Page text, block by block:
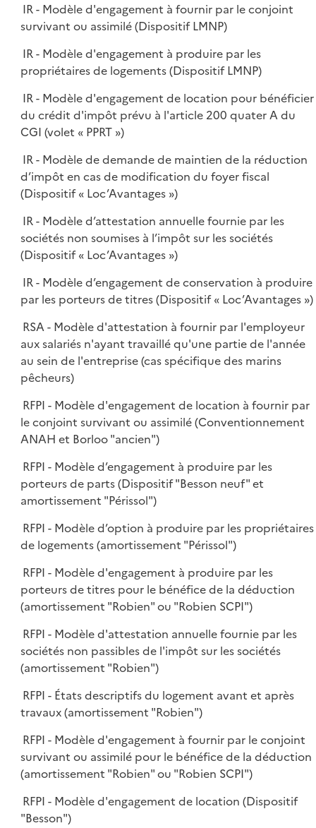
IR - Modèle d'engagement à fournir par le conjoint
survivant ou assimilé (Dispositif LMNP)
IR - Modèle d'engagement à produire par les
propriétaires de logements (Dispositif LMNP)
IR - Modèle d'engagement de location pour bénéficier
du crédit d'impôt prévu à l'article 200 quater A du
CGI (volet « PPRT »)
IR - Modèle de demande de maintien de la réduction
d’impôt en cas de modification du foyer fiscal
(Dispositif « Loc’Avantages »)
IR - Modèle d’attestation annuelle fournie par les
sociétés non soumises à l’impôt sur les sociétés
(Dispositif « Loc’Avantages »)
IR - Modèle d’engagement de conservation à produire
par les porteurs de titres (Dispositif « Loc’Avantages »)
RSA - Modèle d'attestation à fournir par l'employeur
aux salariés n'ayant travaillé qu'une partie de l'année
au sein de l'entreprise (cas spécifique des marins
pêcheurs)
RFPI - Modèle d'engagement de location à fournir par
le conjoint survivant ou assimilé (Conventionnement
ANAH et Borloo "ancien")
RFPI - Modèle d’engagement à produire par les
porteurs de parts (Dispositif "Besson neuf" et
amortissement "Périssol")
RFPI - Modèle d’option à produire par les propriétaires
de logements (amortissement "Périssol")
RFPI - Modèle d'engagement à produire par les
porteurs de titres pour le bénéfice de la déduction
(amortissement "Robien" ou "Robien SCPI")
RFPI - Modèle d'attestation annuelle fournie par les
sociétés non passibles de l'impôt sur les sociétés
(amortissement "Robien")
RFPI - États descriptifs du logement avant et après
travaux (amortissement "Robien")
RFPI - Modèle d'engagement à fournir par le conjoint
survivant ou assimilé pour le bénéfice de la déduction
(amortissement "Robien" ou "Robien SCPI")
RFPI - Modèle d'engagement de location (Dispositif
"Besson")